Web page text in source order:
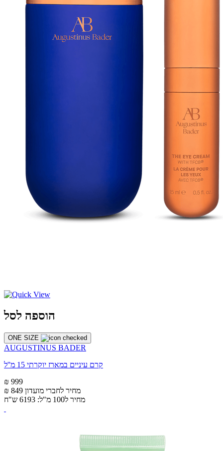
הוספה לסל
ONE SIZE
AUGUSTINUS BADER
קרם עיניים במארז יוקרתי 15 מ''ל
₪ 999
₪ 849 מחיר לחברי מועדון
מחיר ל100 מ"ל: 6193 ש"ח